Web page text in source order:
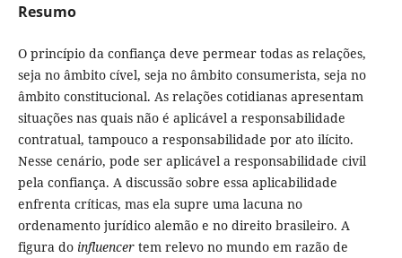
Resumo
O princípio da confiança deve permear todas as relações,
seja no âmbito cível, seja no âmbito consumerista, seja no
âmbito constitucional. As relações cotidianas apresentam
situações nas quais não é aplicável a responsabilidade
contratual, tampouco a responsabilidade por ato ilícito.
Nesse cenário, pode ser aplicável a responsabilidade civil
pela confiança. A discussão sobre essa aplicabilidade
enfrenta críticas, mas ela supre uma lacuna no
ordenamento jurídico alemão e no direito brasileiro. A
figura do influencertem relevo no mundo em razão de